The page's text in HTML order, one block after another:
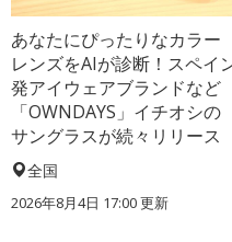
あなたにぴったりなカラー
レンズをAIが診断！スペイ
発アイウェアブランドなど
「OWNDAYS」イチオシの
サングラスが続々リリース
全国
2026年8月4日 17:00更新